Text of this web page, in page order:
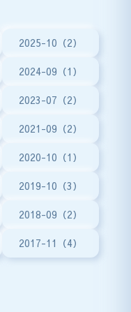
2025-10（2）
2024-09（1）
2023-07（2）
2021-09（2）
2020-10（1）
2019-10（3）
2018-09（2）
2017-11（4）